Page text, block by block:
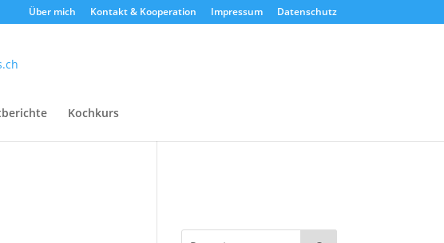
Über mich Kontakt & Kooperation Impressum Datenschutz
Kochkurs